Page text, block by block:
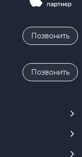
Позвонить
Позвонить